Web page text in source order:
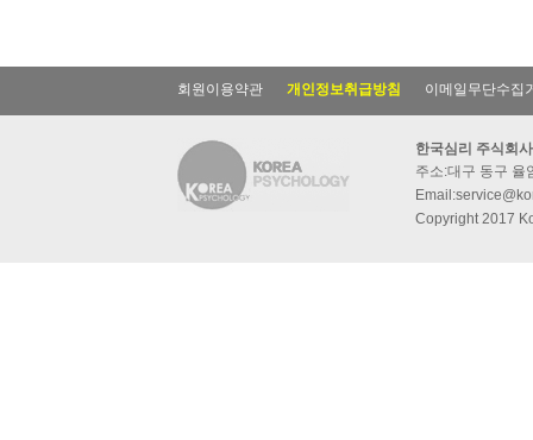
회원이용약관 개인정보취급방침 이메일무단수집
한국심리 주식회사
주소:대구 동구 율
Copyright 2017